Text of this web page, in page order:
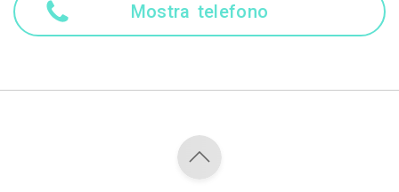
Mostra telefono